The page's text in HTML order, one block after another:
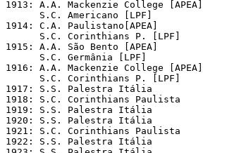
1913: A.A. Mackenzie College [APEA]
      S.C. Americano [LPF]
1914: C.A. Paulistano[APEA]
      S.C. Corinthians P. [LPF]
1915: A.A. São Bento [APEA]
      S.C. Germânia [LPF]
1916: A.A. Mackenzie College [APEA]
      S.C. Corinthians P. [LPF]
1917: S.S. Palestra Itália
1918: S.C. Corinthians Paulista
1919: S.S. Palestra Itália
1920: S.S. Palestra Itália
1921: S.C. Corinthians Paulista
1922: S.S. Palestra Itália